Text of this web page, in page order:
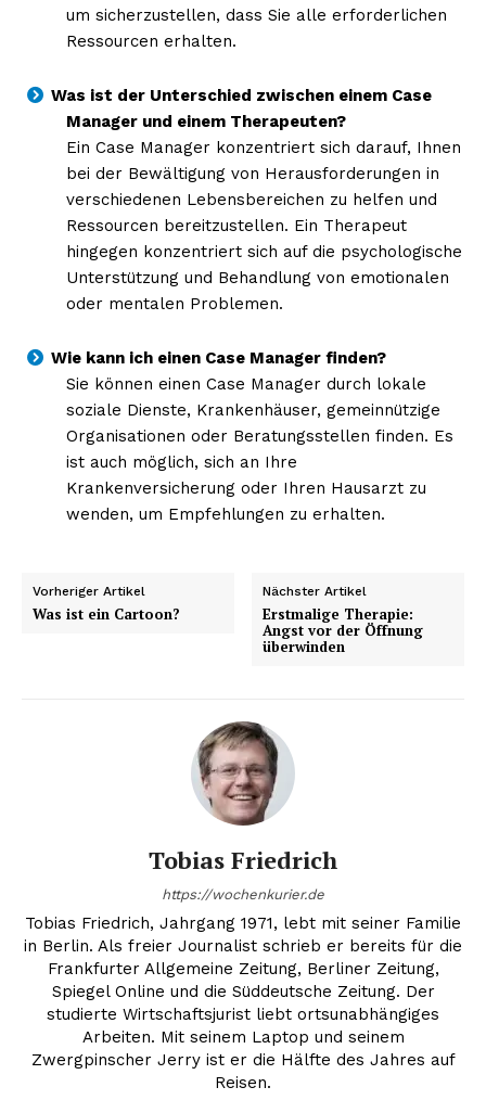
um sicherzustellen, dass Sie alle erforderlichen
Ressourcen erhalten.
Was ist der Unterschied zwischen einem Case
Manager und einem Therapeuten?
Ein Case Manager konzentriert sich darauf, Ihnen
bei der Bewältigung von Herausforderungen in
verschiedenen Lebensbereichen zu helfen und
Ressourcen bereitzustellen. Ein Therapeut
hingegen konzentriert sich auf die psychologische
Unterstützung und Behandlung von emotionalen
oder mentalen Problemen.
Wie kann ich einen Case Manager finden?
Sie können einen Case Manager durch lokale
soziale Dienste, Krankenhäuser, gemeinnützige
Organisationen oder Beratungsstellen finden. Es
ist auch möglich, sich an Ihre
Krankenversicherung oder Ihren Hausarzt zu
wenden, um Empfehlungen zu erhalten.
Vorheriger Artikel
Was ist ein Cartoon?
Nächster Artikel
Erstmalige Therapie:
Angst vor der Öffnung
überwinden
Tobias Friedrich
https://wochenkurier.de
Tobias Friedrich, Jahrgang 1971, lebt mit seiner Familie
in Berlin. Als freier Journalist schrieb er bereits für die
Frankfurter Allgemeine Zeitung, Berliner Zeitung,
Spiegel Online und die Süddeutsche Zeitung. Der
studierte Wirtschaftsjurist liebt ortsunabhängiges
Arbeiten. Mit seinem Laptop und seinem
Zwergpinscher Jerry ist er die Hälfte des Jahres auf
Reisen.